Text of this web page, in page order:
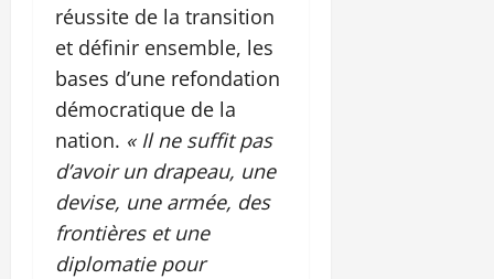
réussite de la transition
et définir ensemble, les
bases d’une refondation
démocratique de la
nation. « Il ne suffit pas
d’avoir un drapeau, une
devise, une armée, des
frontières et une
diplomatie pour